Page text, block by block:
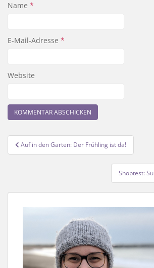
Name *
E-Mail-Adresse *
Website
Beitragsnavigation
Auf in den Garten: Der Frühling ist da!
Shoptest: